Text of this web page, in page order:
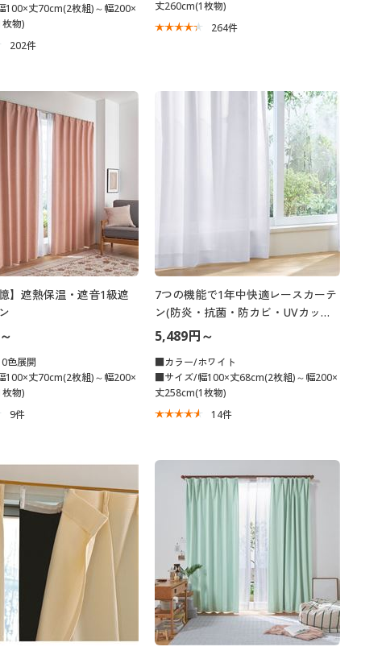
丈70cm(2枚組)～幅200×
物)
202件
丈260cm(1枚物)
264件
憶】遮熱保温・遮音1級遮
色展開
丈70cm(2枚組)～幅200×
物)
9件
7つの機能で1年中快適レースカーテ
ン(防炎・抗菌・防カビ・UVカッ
ト・目隠し・遮熱保温)
5,489円～
■カラー/ホワイト
■サイズ/幅100×丈68cm(2枚組)～幅200×
丈258cm(1枚物)
14件